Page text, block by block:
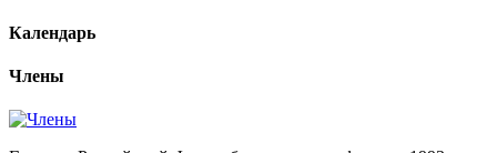
Календарь
Члены